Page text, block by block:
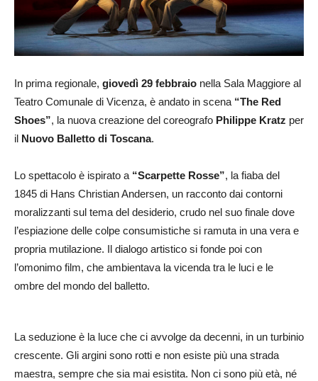
In prima regionale, giovedì 29 febbraio nella Sala Maggiore al
Teatro Comunale di Vicenza, è andato in scena “The Red
Shoes”, la nuova creazione del coreografo Philippe Kratz per
il Nuovo Balletto di Toscana.
Lo spettacolo è ispirato a “Scarpette Rosse”, la fiaba del
1845 di Hans Christian Andersen, un racconto dai contorni
moralizzanti sul tema del desiderio, crudo nel suo finale dove
l’espiazione delle colpe consumistiche si ramuta in una vera e
propria mutilazione. Il dialogo artistico si fonde poi con
l’omonimo film, che ambientava la vicenda tra le luci e le
ombre del mondo del balletto.
La seduzione è la luce che ci avvolge da decenni, in un turbinio
crescente. Gli argini sono rotti e non esiste più una strada
maestra, sempre che sia mai esistita. Non ci sono più età, né